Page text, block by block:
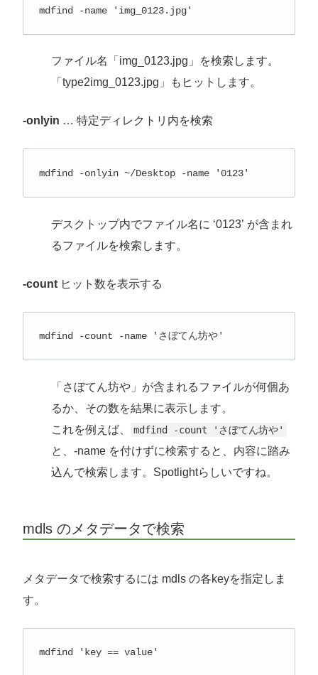
mdfind -name 'img_0123.jpg'
ファイル名「img_0123.jpg」を検索します。
「type2img_0123.jpg」もヒットします。
-onlyin … 特定ディレクトリ内を検索
mdfind -onlyin ~/Desktop -name '0123'
デスクトップ内でファイル名に ‘0123’ が含まれ
るファイルを検索します。
-count ヒット数を表示する
mdfind -count -name 'さぼてん坊や'
「さぼてん坊や」が含まれるファイルが何個あ
るか、その数を結果に表示します。
これを例えば、
mdfind -count 'さぼてん坊や'
と、-name を付けずに検索すると、内容に踏み
込んで検索します。Spotlightらしいですね。
mdls のメタデータで検索
メタデータで検索するには mdls の各keyを指定しま
す。
mdfind 'key == value'